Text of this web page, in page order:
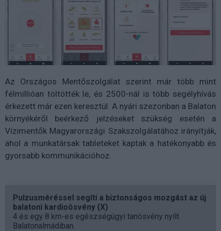
Az Országos Mentőszolgálat szerint már több mint
félmillióan töltötték le, és 2500-nál is több segélyhívás
érkezett már ezen keresztül. A nyári szezonban a Balaton
környékéről beérkező jelzéseket szükség esetén a
Vízimentők Magyarországi Szakszolgálatához irányítják,
ahol a munkatársak tableteket kaptak a hatékonyabb és
gyorsabb kommunikációhoz.
Pulzusméréssel segíti a biztonságos mozgást az új
balatoni kardioösvény (X)
4 és egy 8 km-es egészségügyi tanösvény nyílt
Balatonalmádiban.